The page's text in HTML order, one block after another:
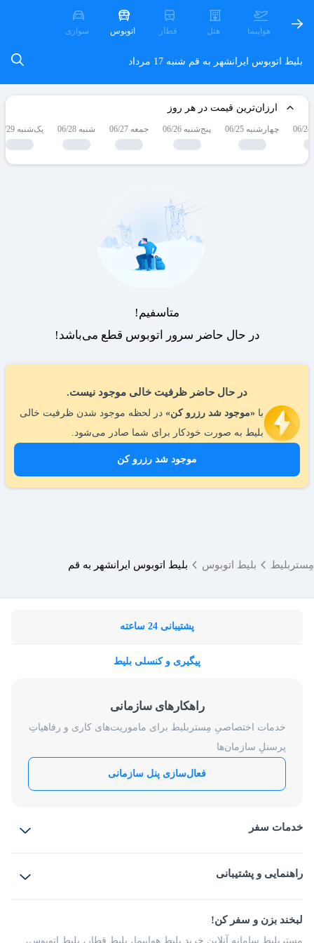
هواپیما هتل قطار اتوبوس سواری
بلیط اتوبوس ایرانشهر به قم شنبه 17 مرداد
ارزان‌ترین قیمت در هر روز
چهارشنبه 06/25 پنج‌شنبه 06/26 جمعه 06/27 شنبه 06/28 یک‌شنبه 06/29
در حال حاضر ظرفیت خالی موجود نیست.
با «موجود شد رزرو کن» در لحظه موجود شدن ظرفیت خالی
بلیط به صورت خودکار برای شما صادر می‌شود.
موجود شد رزرو کن
متاسفیم!
در حال حاضر سرور اتوبوس قطع می‌باشد!
مِستربلیط بلیط اتوبوس بلیط اتوبوس ایرانشهر به قم
پشتیبانی 24 ساعته
پیگیری و کنسلی بلیط
راهکارهای سازمانی
خدمات اختصاصیِ مِستربلیط برای ماموریت‌های کاری و رفاهیاتِ
پرسنلِ سازمان‌ها
فعال‌سازی پنل سازمانی
خدمات سفر
بلیط قطار
راهنمایی و پشتیبانی
شرایط و مقررات
راهکار سازمانی
فرصت‌های شغلی
لبخند بزن و سفر کن!
مِستربلیط سامانه آنلاین خرید بلیط هواپیما، بلیط قطار، بلیط اتوبوس،